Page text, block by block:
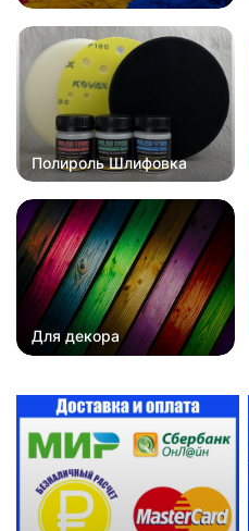
Полироль Шлифовка
Для декора